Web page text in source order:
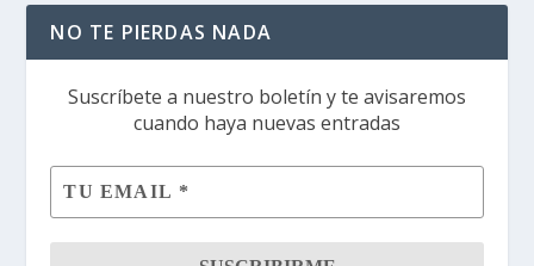
NO TE PIERDAS NADA
Suscríbete a nuestro boletín y te avisaremos
cuando haya nuevas entradas